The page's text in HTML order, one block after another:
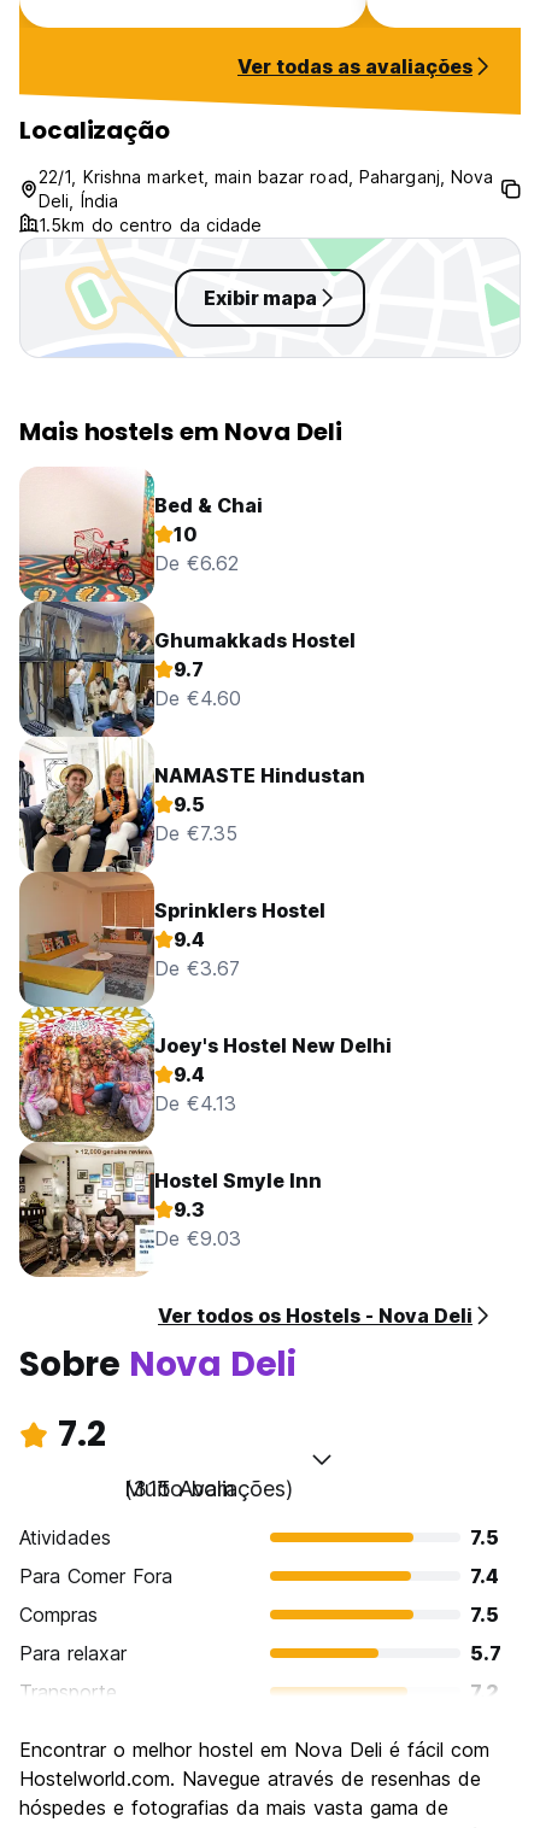
Ver todas as avaliações
Localização
22/1, Krishna market, main bazar road, Paharganj, Nova
Deli, Índia
1.5km do centro da cidade
Exibir mapa
Mais hostels em Nova Deli
Bed & Chai
10
De €6.62
Ghumakkads Hostel
9.7
De €4.60
NAMASTE Hindustan
9.5
De €7.35
Sprinklers Hostel
9.4
De €3.67
Joey's Hostel New Delhi
9.4
De €4.13
Hostel Smyle Inn
9.3
De €9.03
Ver todos os Hostels - Nova Deli
Sobre Nova Deli
7.2
Muito bom
(315 Avaliações)
Atividades
7.5
Para Comer Fora
7.4
Compras
7.5
Para relaxar
5.7
Transporte
7.2
Cultura
7.9
Festas / vida noturna
Encontrar o melhor hostel em Nova Deli é fácil com
Hostelworld.com. Navegue através de resenhas de
hóspedes e fotografias da mais vasta gama de